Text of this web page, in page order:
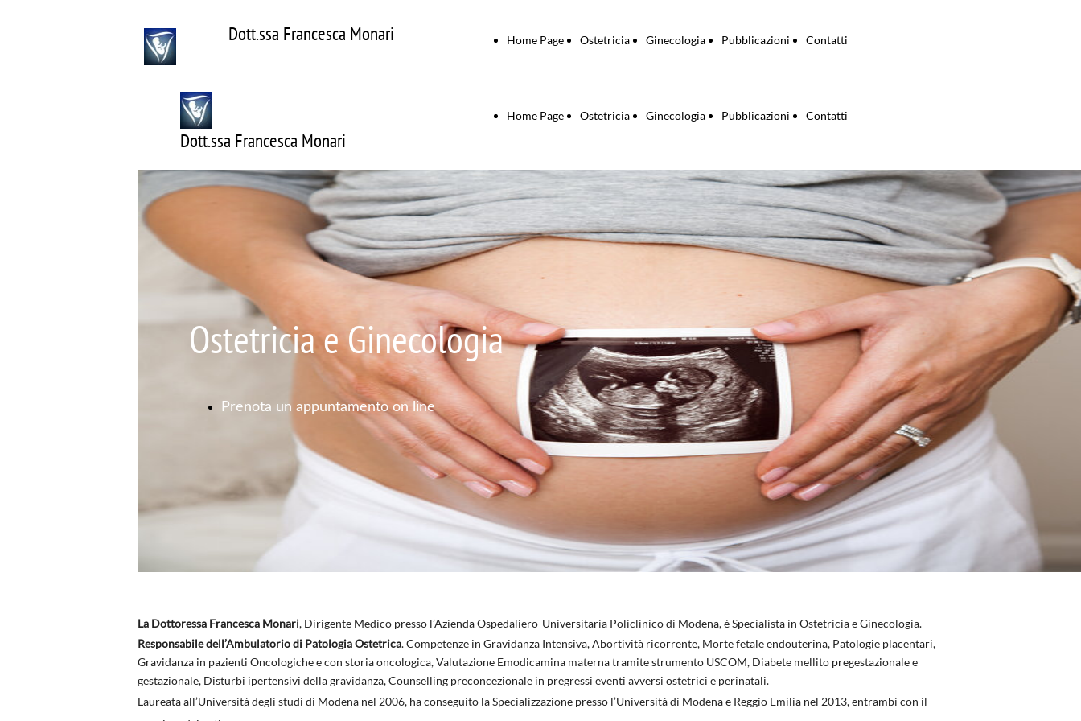
Dott.ssa Francesca Monari Home Page Ostetricia Ginecologia Pubblicazioni Contatti
Home Page Ostetricia Ginecologia Pubblicazioni Contatti
Dott.ssa Francesca Monari
Ostetricia e Ginecologia
Prenota un appuntamento on line
La Dottoressa Francesca Monari, Dirigente Medico presso l’Azienda Ospedaliero-Universitaria Policlinico di Modena, è Specialista in Ostetricia e Ginecologia.
Responsabile dell’Ambulatorio di Patologia Ostetrica. Competenze in Gravidanza Intensiva, Abortività ricorrente, Morte fetale endouterina, Patologie placentari,
Gravidanza in pazienti Oncologiche e con storia oncologica, Valutazione Emodicamina materna tramite strumento USCOM, Diabete mellito pregestazionale e
gestazionale, Disturbi ipertensivi della gravidanza, Counselling preconcezionale in pregressi eventi avversi ostetrici e perinatali.
Laureata all’Università degli studi di Modena nel 2006, ha conseguito la Specializzazione presso l’Università di Modena e Reggio Emilia nel 2013, entrambi con il